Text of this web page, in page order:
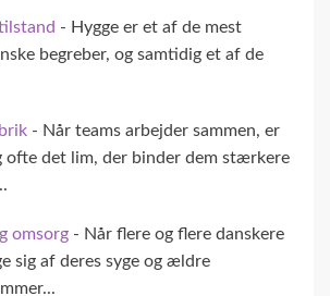
- Hygge er et af de mest
begreber, og samtidig et af de
- Når teams arbejder sammen, er
ofte det lim, der binder dem stærkere
omsorg - Når flere og flere danskere
sig af deres syge og ældre